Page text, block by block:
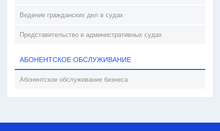
Ведение гражданских дел в судах
Представительство в административных судах
АБОНЕНТСКОЕ ОБСЛУЖИВАНИЕ
Абонентское обслуживание бизнеса